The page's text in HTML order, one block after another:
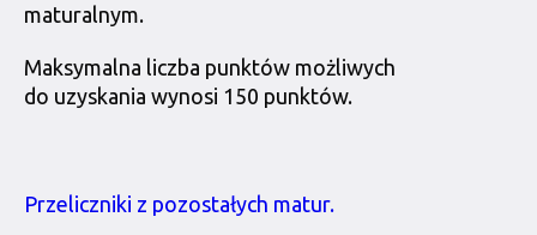
maturalnym.
Maksymalna liczba punktów możliwych
do uzyskania wynosi 150 punktów.
Przeliczniki z pozostałych matur.